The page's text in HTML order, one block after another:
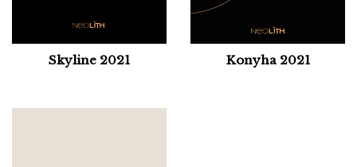
Skyline 2021 Konyha 2021